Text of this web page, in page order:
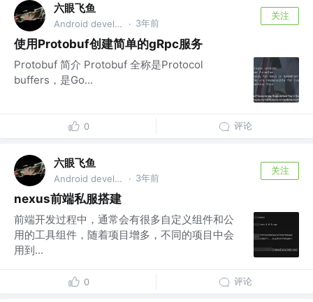
六眼飞鱼
Android developer & Java developer · 3年前
关注
使用Protobuf创建简单的gRpc服务
Protobuf 简介 Protobuf 全称是Protocol
buffers，是Go...
0 评论
六眼飞鱼
Android developer & Java developer · 3年前
关注
nexus前端私服搭建
前端开发过程中，通常会有很多自定义组件和公
用的工具组件，随着项目增多，不同的项目中会
用到...
0 评论